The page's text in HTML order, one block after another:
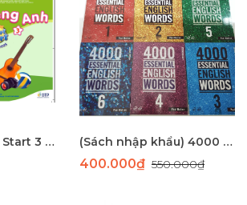
Tiếng anh Smart Start 3 bài tập (Sách nhập khẩu) 4000 Essential english words 1-6
400.000₫ 550.000₫